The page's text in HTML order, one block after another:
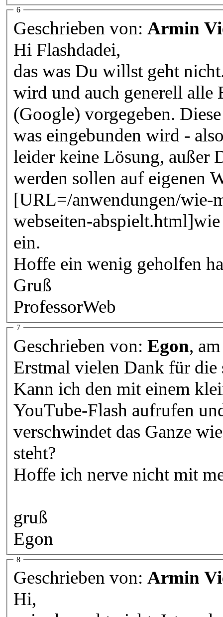
6
Geschrieben von: Armin
Hi Flashdadei,
das was Du willst geht
wird und auch generell alle
(Google) vorgegeben.
was eingebunden wird -
leider keine Lösung, außer
werden sollen auf eigenen
[URL=/anwendungen/wie-
webseiten-
ein.
Hoffe ein wenig geholfen
Gruß
ProfessorWeb
7
Geschrieben von: Egon,
Erstmal vielen Dank für
Kann ich den mit einem
YouTube-Flash aufrufen
verschwindet das Ganze
steht?
Hoffe ich nerve nicht mit
gruß
Egon
8
Geschrieben von: Armin
Hi,